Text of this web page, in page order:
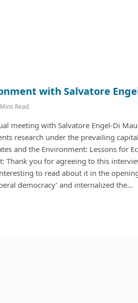
with Salvatore
Read
meeting with Salvatore Engel-Di
research under the prevailing
and the Environment: Lessons for
Thank you for agreeing to this
to read about it in the
democracy’ and internalized the…